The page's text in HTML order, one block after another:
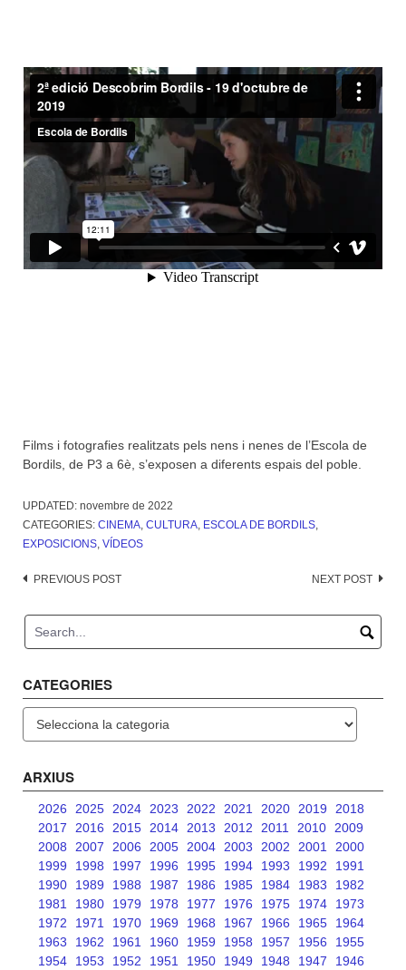
Films i fotografies realitzats pels nens i nenes de l’Escola de
Bordils, de P3 a 6è, s’exposen a diferents espais del poble.
UPDATED: novembre de 2022
CATEGORIES: CINEMA, CULTURA, ESCOLA DE BORDILS,
EXPOSICIONS, VÍDEOS
Post
PREVIOUS POST NEXT POST
CATEGORIES
ARXIUS
2026 2025 2024 2023 2022 2021 2020 2019
2018
2017
2016 2015 2014 2013 2012 2011 2010 2009
2008
2007 2006 2005 2004 2003 2002 2001
2000
1999
1998 1997 1996 1995 1994 1993 1992
1991
1990
1989 1988 1987 1986 1985 1984 1983
1982
1981
1980 1979 1978 1977 1976 1975 1974
1973
1972
1971 1970 1969 1968 1967 1966 1965
1964
1963
1962 1961 1960 1959 1958 1957 1956
1955
1954
1953 1952 1951 1950 1949 1948 1947
1946